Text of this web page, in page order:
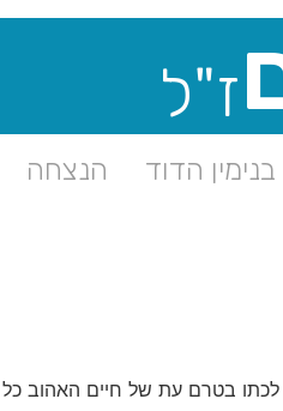
ז"ל
בנימין הדוד הנצחה
לכתו בטרם עת של חיים האהוב